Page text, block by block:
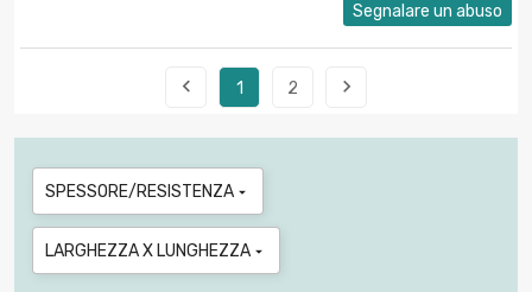
Segnalare un abuso
 1 2 
SPESSORE/RESISTENZA 
LARGHEZZA X LUNGHEZZA 